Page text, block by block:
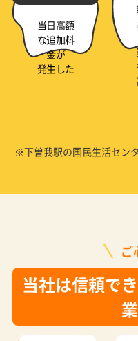
当日高額
な追加料
金が
発生した
※下曽我駅の国民生活セン
ご
当社は信頼で